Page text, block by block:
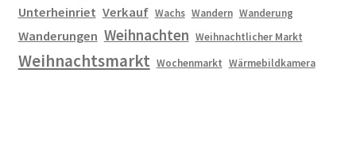
Unterheinriet Verkauf Wachs Wandern Wanderung
Wanderungen Weihnachten Weihnachtlicher Markt
Weihnachtsmarkt Wochenmarkt Wärmebildkamera